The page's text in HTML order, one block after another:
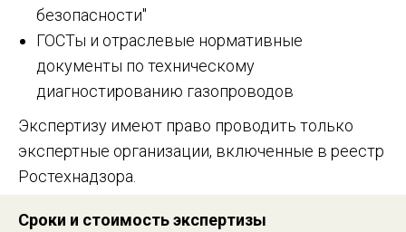
безопасности"
ГОСТы и отраслевые нормативные
документы по техническому
диагностированию газопроводов
Экспертизу имеют право проводить только
экспертные организации, включенные в реестр
Ростехнадзора.
Сроки и стоимость экспертизы